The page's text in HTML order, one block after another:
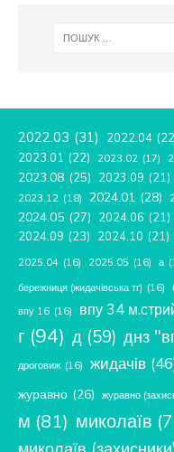
2022.03 (31) 2022.04
2023.01 (22) 2023.02 (17)
2023.08 (25) 2023.09 (21)
2023.12 (18) 2024.01 (28)
2024.05 (27) 2024.06 (21)
2024.09 (23) 2024.10 (21)
2025.04 (16) 2025.05 (16) а
бережниця (жидачівська тг) (16)
впу 16 (16) впу 34
г (94) д (59) днз
дроговиж (16) жидачів
журавно (26) журавно
м (81) миколаїв